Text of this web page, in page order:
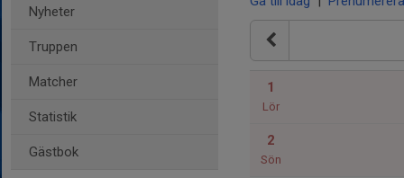
Nyheter
Truppen
Matcher
Statistik
Gästbok
1
Lör
2
Sön